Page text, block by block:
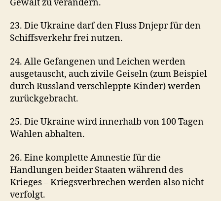
Gewalt zu verändern.
23. Die Ukraine darf den Fluss Dnjepr für den
Schiffsverkehr frei nutzen.
24. Alle Gefangenen und Leichen werden
ausgetauscht, auch zivile Geiseln (zum Beispiel
durch Russland verschleppte Kinder) werden
zurückgebracht.
25. Die Ukraine wird innerhalb von 100 Tagen
Wahlen abhalten.
26. Eine komplette Amnestie für die
Handlungen beider Staaten während des
Krieges – Kriegsverbrechen werden also nicht
verfolgt.